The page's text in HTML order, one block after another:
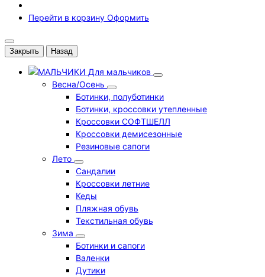
Перейти в корзину Оформить
Закрыть Назад
Для мальчиков
Весна/Осень
Ботинки, полуботинки
Ботинки, кроссовки утепленные
Кроссовки СОФТШЕЛЛ
Кроссовки демисезонные
Резиновые сапоги
Лето
Cандалии
Кроссовки летние
Кеды
Пляжная обувь
Текстильная обувь
Зима
Ботинки и сапоги
Валенки
Дутики